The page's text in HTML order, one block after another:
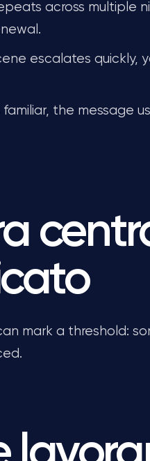
across multiple
escalates quickly,
familiar, the message
mark a threshold: